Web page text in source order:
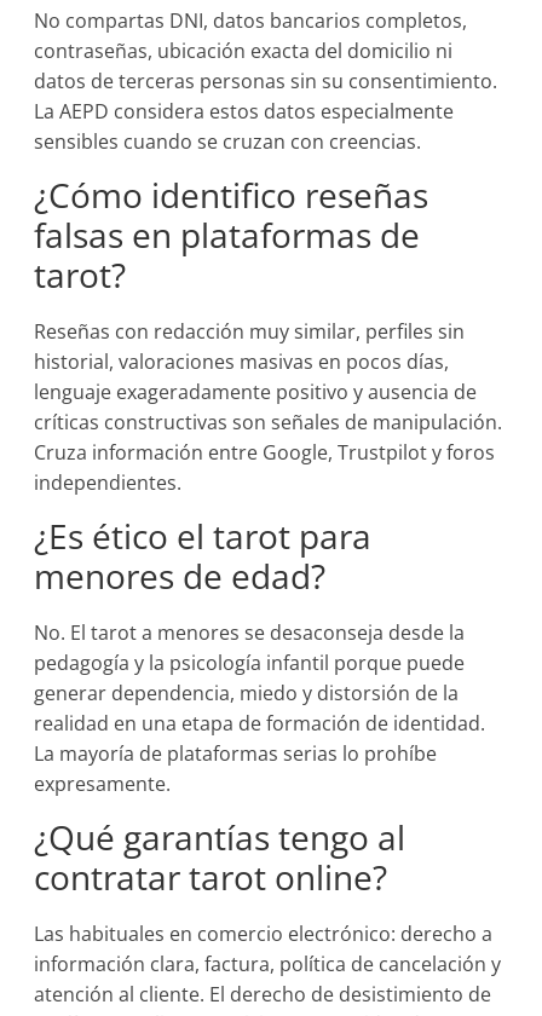
No compartas DNI, datos bancarios completos,
contraseñas, ubicación exacta del domicilio ni
datos de terceras personas sin su consentimiento.
La AEPD considera estos datos especialmente
sensibles cuando se cruzan con creencias.
¿Cómo identifico reseñas
falsas en plataformas de
tarot?
Reseñas con redacción muy similar, perfiles sin
historial, valoraciones masivas en pocos días,
lenguaje exageradamente positivo y ausencia de
críticas constructivas son señales de manipulación.
Cruza información entre Google, Trustpilot y foros
independientes.
¿Es ético el tarot para
menores de edad?
No. El tarot a menores se desaconseja desde la
pedagogía y la psicología infantil porque puede
generar dependencia, miedo y distorsión de la
realidad en una etapa de formación de identidad.
La mayoría de plataformas serias lo prohíbe
expresamente.
¿Qué garantías tengo al
contratar tarot online?
Las habituales en comercio electrónico: derecho a
información clara, factura, política de cancelación y
atención al cliente. El derecho de desistimiento de